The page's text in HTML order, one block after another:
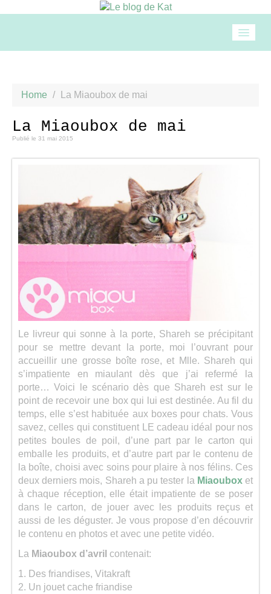
Beauté
Food & drinks
Séries
Map
Home / La Miaoubox de mai
La Miaoubox de mai
Publié le 31 mai 2015
Le livreur qui sonne à la porte, Shareh se précipitant
pour se mettre devant la porte, moi l’ouvrant pour
accueillir une grosse boîte rose, et Mlle. Shareh qui
s’impatiente en miaulant dès que j’ai refermé la
porte… Voici le scénario dès que Shareh est sur le
point de recevoir une box qui lui est destinée. Au fil du
temps, elle s’est habituée aux boxes pour chats. Vous
savez, celles qui constituent LE cadeau idéal pour nos
petites boules de poil, d’une part par le carton qui
emballe les produits, et d’autre part par le contenu de
la boîte, choisi avec soins pour plaire à nos félins. Ces
deux derniers mois, Shareh a pu tester la Miaouboxet
à chaque réception, elle était impatiente de se poser
dans le carton, de jouer avec les produits reçus et
aussi de les déguster. Je vous propose d’en découvrir
le contenu en photos et avec une petite vidéo.
La Miaoubox d’avril contenait:
1. Des friandises, Vitakraft
2. Un jouet cache friandise